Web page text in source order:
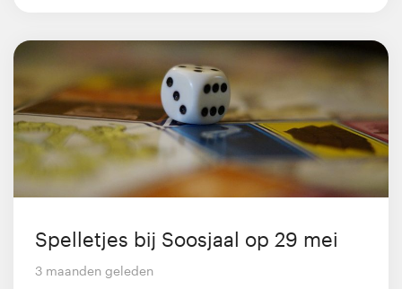
Spelletjes bij Soosjaal op 29 mei
3 maanden geleden